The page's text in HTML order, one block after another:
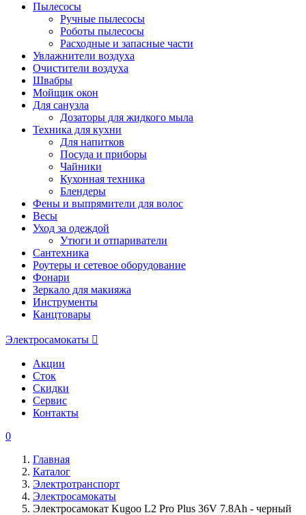
Пылесосы
Ручные пылесосы
Роботы пылесосы
Расходные и запасные части
Увлажнители воздуха
Очистители воздуха
Швабры
Мойщик окон
Для санузла
Дозаторы для жидкого мыла
Техника для кухни
Для напитков
Посуда и приборы
Чайники
Кухонная техника
Блендеры
Фены и выпрямители для волос
Весы
Уход за одеждой
Утюги и отпариватели
Сантехника
Роутеры и сетевое оборудование
Фонари
Зеркало для макияжа
Инструменты
Канцтовары
Электросамокаты
Акции
Сток
Скидки
Сервис
Контакты
0
Главная
Каталог
Электротранспорт
Электросамокаты
Электросамокат Kugoo L2 Pro Plus 36V 7.8Ah - черный